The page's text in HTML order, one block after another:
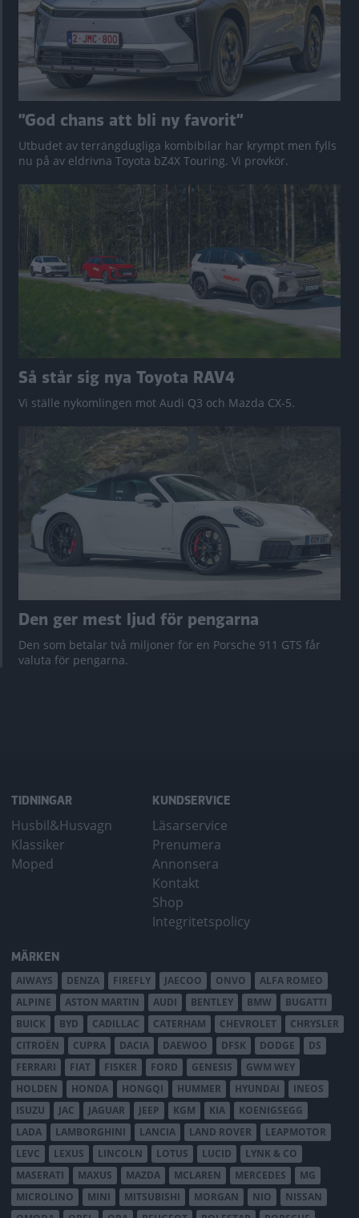
”God chans att bli ny favorit”
Utbudet av terrängdugliga kombibilar har krympt men fylls
nu på av eldrivna Toyota bZ4X Touring. Vi provkör.
Så står sig nya Toyota RAV4
Vi ställe nykomlingen mot Audi Q3 och Mazda CX-5.
Den ger mest ljud för pengarna
Den som betalar två miljoner för en Porsche 911 GTS får
valuta för pengarna.
TIDNINGAR
Husbil&Husvagn
Klassiker
Moped
KUNDSERVICE
Läsarservice
Prenumera
Annonsera
Kontakt
Shop
Integritetspolicy
MÄRKEN
AIWAYS DENZA FIREFLY JAECOO ONVO
ALFA ROMEO
ALPINE
ASTON MARTIN AUDI BENTLEY BMW
BUGATTI
BUICK
BYD CADILLAC CATERHAM CHEVROLET
CHRYSLER
CITROËN
CUPRA DACIA DAEWOO DFSK DODGE
DS
FERRARI
FIAT FISKER FORD GENESIS
GWM WEY
HOLDEN
HONDA HONGQI HUMMER HYUNDAI
INEOS
ISUZU
JAC JAGUAR JEEP KGM KIA
KOENIGSEGG
LADA
LAMBORGHINI LANCIA LAND ROVER
LEAPMOTOR
LEVC
LEXUS LINCOLN LOTUS LUCID
LYNK & CO
MASERATI
MAXUS MAZDA MCLAREN MERCEDES
MG
MICROLINO
MINI MITSUBISHI MORGAN NIO
NISSAN